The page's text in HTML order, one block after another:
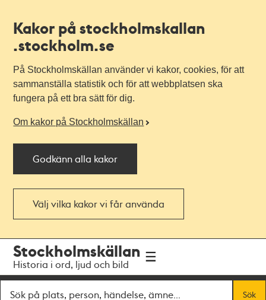
Kakor på stockholmskallan
.stockholm.se
På Stockholmskällan använder vi kakor, cookies, för att
sammanställa statistik och för att webbplatsen ska
fungera på ett bra sätt för dig.
Om kakor på Stockholmskällan
Godkänn alla kakor
Välj vilka kakor vi får använda
navigationen
huvudinnehållet
Stockholmskällan
Historia i ord, ljud och bild
Sök